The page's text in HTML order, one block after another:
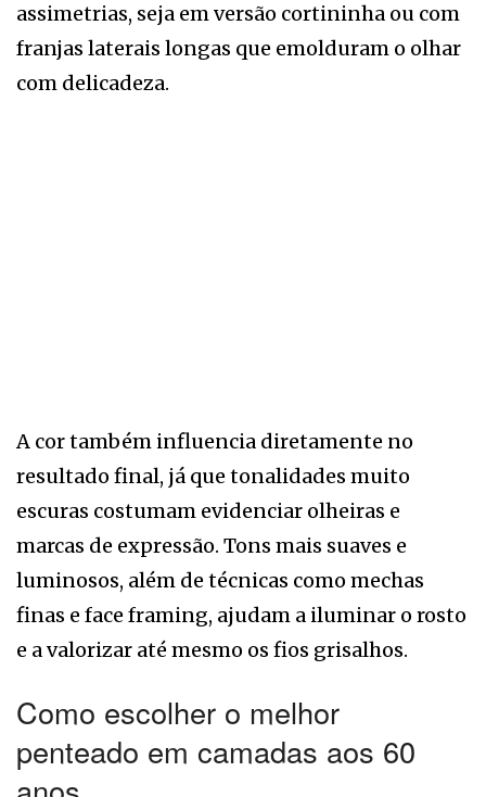
assimetrias, seja em versão cortininha ou com
franjas laterais longas que emolduram o olhar
com delicadeza.
A cor também influencia diretamente no
resultado final, já que tonalidades muito
escuras costumam evidenciar olheiras e
marcas de expressão. Tons mais suaves e
luminosos, além de técnicas como mechas
finas e face framing, ajudam a iluminar o rosto
e a valorizar até mesmo os fios grisalhos.
Como escolher o melhor
penteado em camadas aos 60